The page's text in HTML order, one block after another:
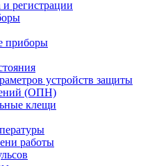
регистрации
приборы
устройств защиты
(ОПН)
клещи
работы